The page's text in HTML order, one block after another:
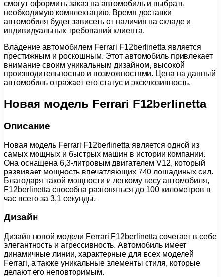
смогут оформить заказ на автомобиль и выбрать
необходимую комплектацию. Время доставки
автомобиля будет зависеть от наличия на складе и
индивидуальных требований клиента.
Владение автомобилем Ferrari F12berlinetta является
престижным и роскошным. Этот автомобиль привлекает
внимание своим уникальным дизайном, высокой
производительностью и возможностями. Цена на данный
автомобиль отражает его статус и эксклюзивность.
Новая модель Ferrari F12berlinetta
Описание
Новая модель Ferrari F12berlinetta является одной из
самых мощных и быстрых машин в истории компании.
Она оснащена 6,3-литровым двигателем V12, который
развивает мощность впечатляющих 740 лошадиных сил.
Благодаря такой мощности и легкому весу автомобиля,
F12berlinetta способна разгоняться до 100 километров в
час всего за 3,1 секунды.
Дизайн
Дизайн новой модели Ferrari F12berlinetta сочетает в себе
элегантность и агрессивность. Автомобиль имеет
динамичные линии, характерные для всех моделей
Ferrari, а также уникальные элементы стиля, которые
делают его неповторимым.